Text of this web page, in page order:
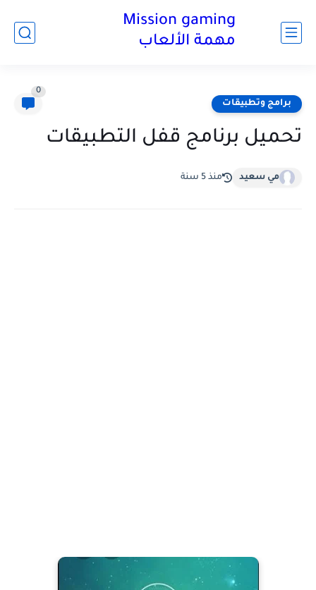
Mission gaming
مهمة الألعاب
برامج وتطبيقات
0
تحميل برنامج قفل التطبيقات
مي سعيد منذ 5 سنة